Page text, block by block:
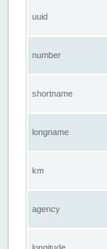
uuid
number
shortname
longname
km
agency